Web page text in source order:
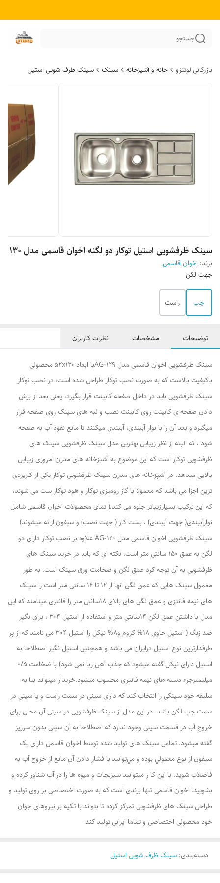
جستجو
بازرگانی لوتنزو خانه و آشپزخانه سینک سینک ظرف شویی استیل
سینک ظرفشویی استیل توکار دو لگنه اخوان قاسمی مدل 130
برند: اخوان قاسمی
جهت لگن
چپ راست
توضیحات مشخصات نظرات کاربران
سينک ظرفشویی اخوان قاسمی مدل AG-129با ابعاد 52x120 محصولی
باکیفیت بالاست که به صورت نصب توکار طراحی شده است، در نصب توکار
سینک ظرفشویی باید در داخل صفحه کابینت قرار بگیرد، یعنی بعد از برش
دادن صفحه ی کابینت روی کابینت نصب و لبه های سینک روی صفحه قرار
میگیرد و بعد آن را با نوار آببندی، آببندی میکنند تا مانع نفوذ آب به صفحه
شود ، که البته از نظر زیبایی بهترین مدل سینک ظرفشویی سینک های
ظرفشویی توکار است که این موضوع به آشپزخانه های مدرن امروزی زیبایی
بالایی میدهد. در آشپزخانه های مدرن سینک ظرفشویی توکار یکی از کاریردی
ترین اجزا می باشد که معمولا با گاز رومیزی توکار و هود توکار ست می شوند،
که این ترکیب بسیارزیباتر جلوه می کند.( تمای محصولات اخوان قاسمی شامل
نوارآببندی( جهت آببندی) ، بست کار ( جهت نصب) و سیفون ارائه میشوند)
سینک ظرفشویی اخوان قاسمی مدل AG-120 علاوه بر نصب توکار داراي دو
لگن به عمق 150 سانتی متر است. نکته ای که باید در خرید سینک های
ظرفشویی به آن توجه کرد عمق لگن و ضخامت ورق سینک است. به طور
معمول سینک هایی که عمق لگن انها از 12 تا 16 سانتی متر است را سینک
های نیمه فانتزی و عمق لگن های بالای 18سانتی متر را فانتزی مینامند که این
مدل با داشتن عمق لگن 14سانتی متر و استفاده از استیل 304 ، براق نگیر
ضد زنگ ( استیل حاوی 18% کروم و8% نیکل را استیل 304 می نامند که از پر
طرفدارترین نوع استیل درایران می باشد و همچنین استیل نگیر اصطلاحا به
استیل دارای نیکل گفته میشود که جذب آهن ربا نمی شود) با ضخامت 0/5
میلیمترجزء دسته های نیمه فانتزی محسوب میشود.خریدار میتواند بنا به
سلیقه خود سینکی را انتخاب کند که دارای سینی در سمت راست و یا سینی در
سمت چپ لگن باشد. در این مدل از سینک ظرفشویی در سینی آن محلی برای
خروج اّب در قسمت سینی وجود ندارد که اصطلاحا به آن سینی بدون سرریز
گفته میشود. تمامی سینک های تولید شده توسط اخوان قاسمی دارای يک
سيفون از نوع معمولي بوده و مي‌توانيد با فشار دادن آن مانع از خروج آب به
فاضلاب شويد. با اين کا ر میتوانید سبزيجات و ميوه ها را در آب شناور کرده و
بشوييد. اخوان قاسمی تنها برندی است که به صورت اختصاصی بر روی تولید و
طراحی سینک های ظرفشویی تمرکز کرده تا بتواند با تکیه بر نیروهای جوان
خود محصولی اختصاصی و تماما ایرانی تولید کند
دسته‌بندی: سینک ظرف شویی استیل